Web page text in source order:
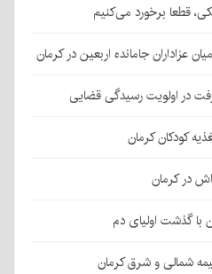
قطعا برخورد می‌کنیم
در اولویت رسیدگی قضایی
کودکان کرمان
با گذشت اولیای دم
شمالی و شرق کرمان